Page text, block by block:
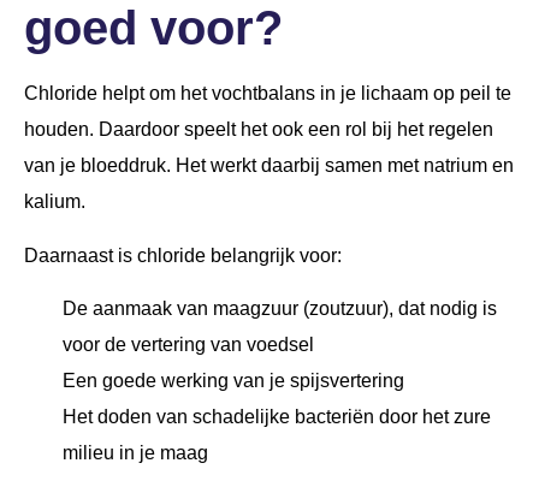
goed voor?
Chloride helpt om het vochtbalans in je lichaam op peil te
houden. Daardoor speelt het ook een rol bij het regelen
van je bloeddruk. Het werkt daarbij samen met natrium en
kalium.
Daarnaast is chloride belangrijk voor:
De aanmaak van maagzuur (zoutzuur), dat nodig is
voor de vertering van voedsel
Een goede werking van je spijsvertering
Het doden van schadelijke bacteriën door het zure
milieu in je maag